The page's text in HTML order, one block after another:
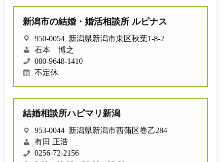
お金のこと
会社概要
相談室からのよくある質問
新潟市の結婚・婚活相談所 ルピナス
950-0054 新潟県新潟市東区秋葉1-8-2
石本 博之
080-9648-1410
不定休
結婚相談所ハピマリ新潟
953-0044 新潟県新潟市西蒲区巻乙284
有田 正浩
0256-72-2156